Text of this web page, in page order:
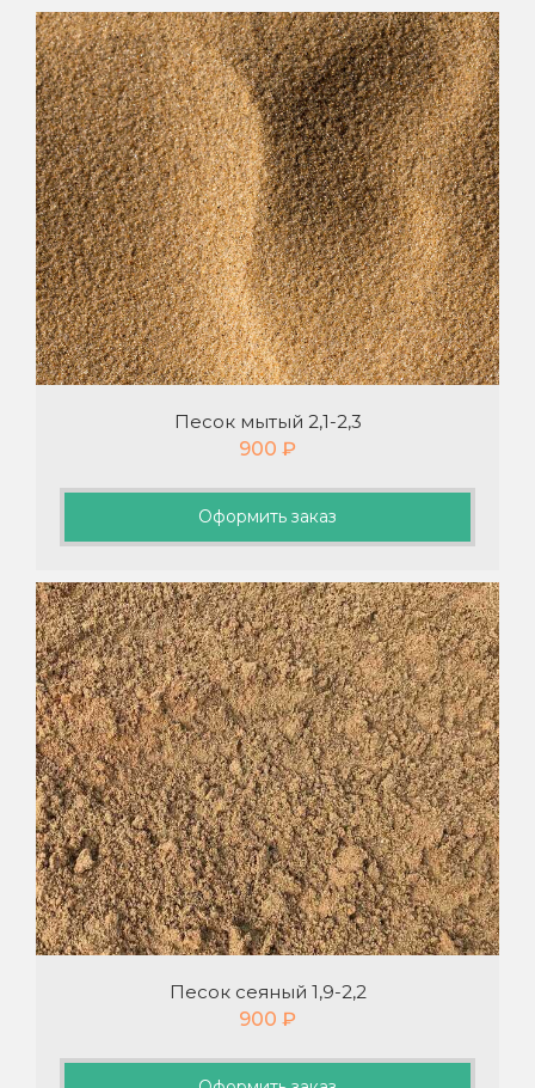
Песок мытый 2,1-2,3
900 ₽
Оформить заказ
Песок сеяный 1,9-2,2
900 ₽